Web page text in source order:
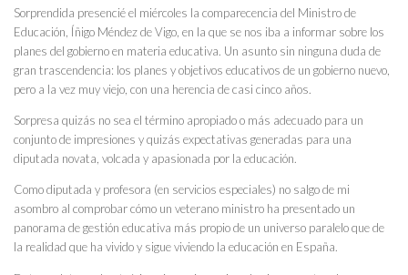
Sorprendida presencié el miércoles la comparecencia del Ministro de
Educación, Íñigo Méndez de Vigo, en la que se nos iba a informar sobre los
planes del gobierno en materia educativa. Un asunto sin ninguna duda de
gran trascendencia: los planes y objetivos educativos de un gobierno nuevo,
pero a la vez muy viejo, con una herencia de casi cinco años.
Sorpresa quizás no sea el término apropiado o más adecuado para un
conjunto de impresiones y quizás expectativas generadas para una
diputada novata, volcada y apasionada por la educación.
Como diputada y profesora (en servicios especiales) no salgo de mi
asombro al comprobar cómo un veterano ministro ha presentado un
panorama de gestión educativa más propio de un universo paralelo que de
la realidad que ha vivido y sigue viviendo la educación en España.